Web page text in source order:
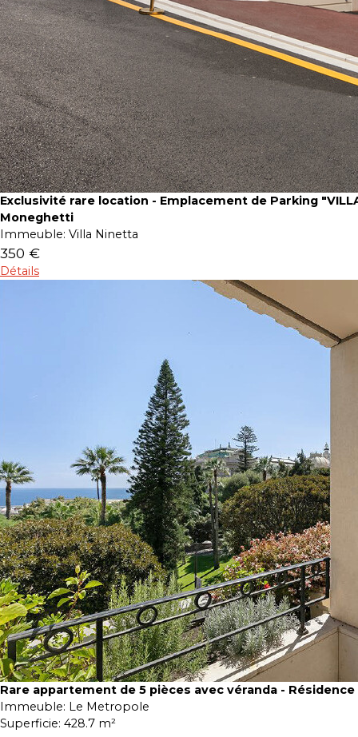
Exclusivité rare location - Emplacement de Parking
Moneghetti
Immeuble: Villa Ninetta
350 €
Détails
Rare appartement de 5 pièces avec véranda -
Immeuble: Le Metropole
Superficie: 428.7 m²